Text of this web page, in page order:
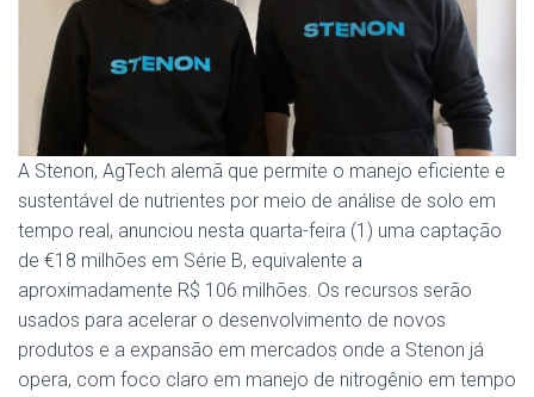
A Stenon, AgTech alemã que permite o manejo eficiente e
sustentável de nutrientes por meio de análise de solo em
tempo real, anunciou nesta quarta-feira (1) uma captação
de €18 milhões em Série B, equivalente a
aproximadamente R$ 106 milhões. Os recursos serão
usados para acelerar o desenvolvimento de novos
produtos e a expansão em mercados onde a Stenon já
opera, com foco claro em manejo de nitrogênio em tempo